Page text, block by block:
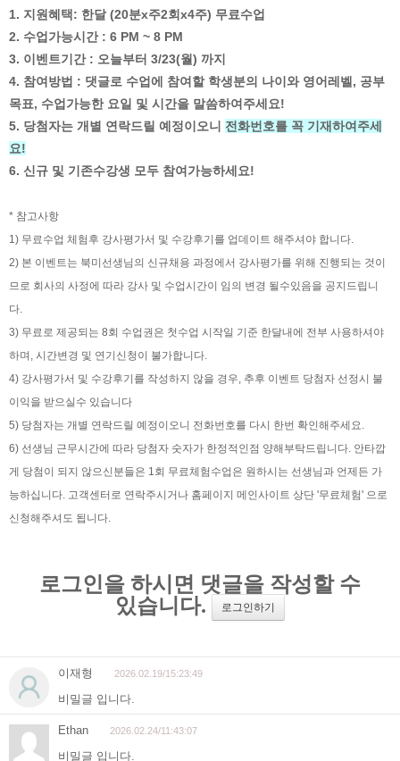
1. 지원혜택: 한달 (20분x주2회x4주) 무료수업
2. 수업가능시간 : 6 PM ~ 8 PM
3. 이벤트기간 : 오늘부터 3/23(월) 까지
4. 참여방법 : 댓글로 수업에 참여할 학생분의 나이와 영어레벨, 공부
목표, 수업가능한 요일 및 시간을 말씀하여주세요!
5. 당첨자는 개별 연락드릴 예정이오니 전화번호를 꼭 기재하여주세
요!
6. 신규 및 기존수강생 모두 참여가능하세요!
* 참고사항
1) 무료수업 체험후 강사평가서 및 수강후기를 업데이트 해주셔야 합니다.
2) 본 이벤트는 북미선생님의 신규채용 과정에서 강사평가를 위해 진행되는 것이
므로 회사의 사정에 따라 강사 및 수업시간이 임의 변경 될수있음을 공지드립니
다.
3) 무료로 제공되는 8회 수업권은 첫수업 시작일 기준 한달내에 전부 사용하셔야
하며, 시간변경 및 연기신청이 불가합니다.
4) 강사평가서 및 수강후기를 작성하지 않을 경우, 추후 이벤트 당첨자 선정시 불
이익을 받으실수 있습니다
5) 당첨자는 개별 연락드릴 예정이오니 전화번호를 다시 한번 확인해주세요.
6) 선생님 근무시간에 따라 당첨자 숫자가 한정적인점 양해부탁드립니다. 안타깝
게 당첨이 되지 않으신분들은 1회 무료체험수업은 원하시는 선생님과 언제든 가
능하십니다. 고객센터로 연락주시거나 홈페이지 메인사이트 상단 '무료체험' 으로
신청해주셔도 됩니다.